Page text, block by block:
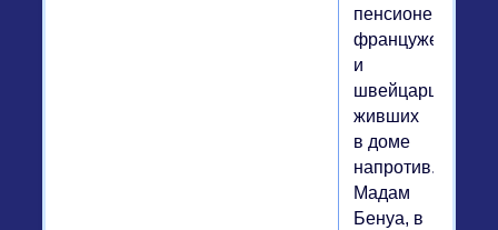
пенсионеров
француженки
и
швейцарца
живших
в доме
напротив.
Мадам
Бенуа, в